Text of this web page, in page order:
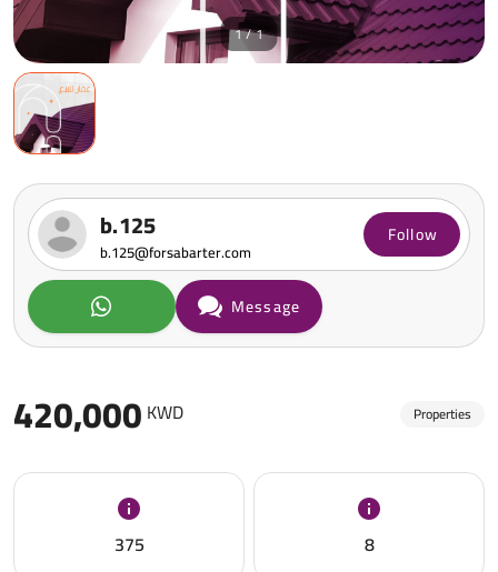
420,000 KWD Properties
375 8
1 / 1
b.125
b.125@forsabarter.com
Follow
Message